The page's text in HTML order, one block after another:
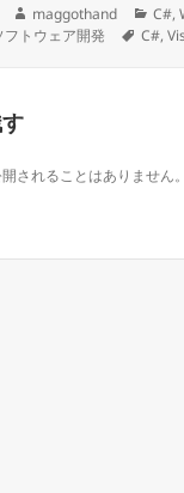
作
成
maggothand
カ
テ
C#,
フトウェア開発
タ
C#,
されることはありません。